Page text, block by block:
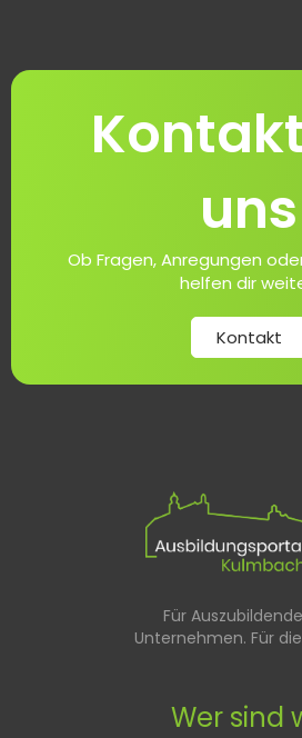
uns
Ob Fragen, Anregungen
helfen dir
Kontakt
Für
Unternehmen. Für
Wer sind